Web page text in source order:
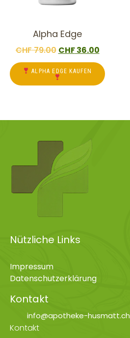
Alpha Edge
CHF79.00 CHF36.00
ALPHA EDGE KAUFEN
Nützliche Links
Impressum
Datenschutzerklärung
Kontakt
info@apotheke-husmatt.ch
Kontakt